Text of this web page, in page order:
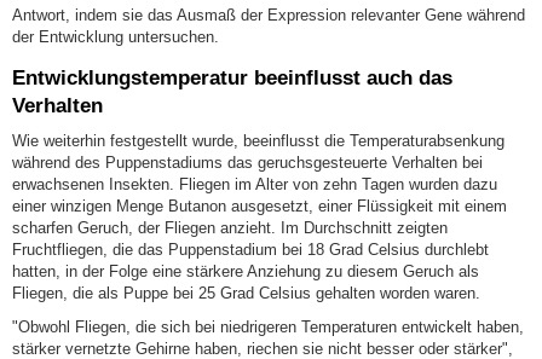
Antwort, indem sie das Ausmaß der Expression relevanter Gene während
der Entwicklung untersuchen.
Entwicklungstemperatur beeinflusst auch das
Verhalten
Wie weiterhin festgestellt wurde, beeinflusst die Temperaturabsenkung
während des Puppenstadiums das geruchsgesteuerte Verhalten bei
erwachsenen Insekten. Fliegen im Alter von zehn Tagen wurden dazu
einer winzigen Menge Butanon ausgesetzt, einer Flüssigkeit mit einem
scharfen Geruch, der Fliegen anzieht. Im Durchschnitt zeigten
Fruchtfliegen, die das Puppenstadium bei 18 Grad Celsius durchlebt
hatten, in der Folge eine stärkere Anziehung zu diesem Geruch als
Fliegen, die als Puppe bei 25 Grad Celsius gehalten worden waren.
"Obwohl Fliegen, die sich bei niedrigeren Temperaturen entwickelt haben,
stärker vernetzte Gehirne haben, riechen sie nicht besser oder stärker",